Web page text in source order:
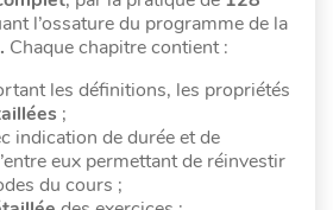
l’ossature du programme de la
Chaque chapitre contient :
les définitions, les propriétés
;
indication de durée et de
eux permettant de réinvestir
du cours ;